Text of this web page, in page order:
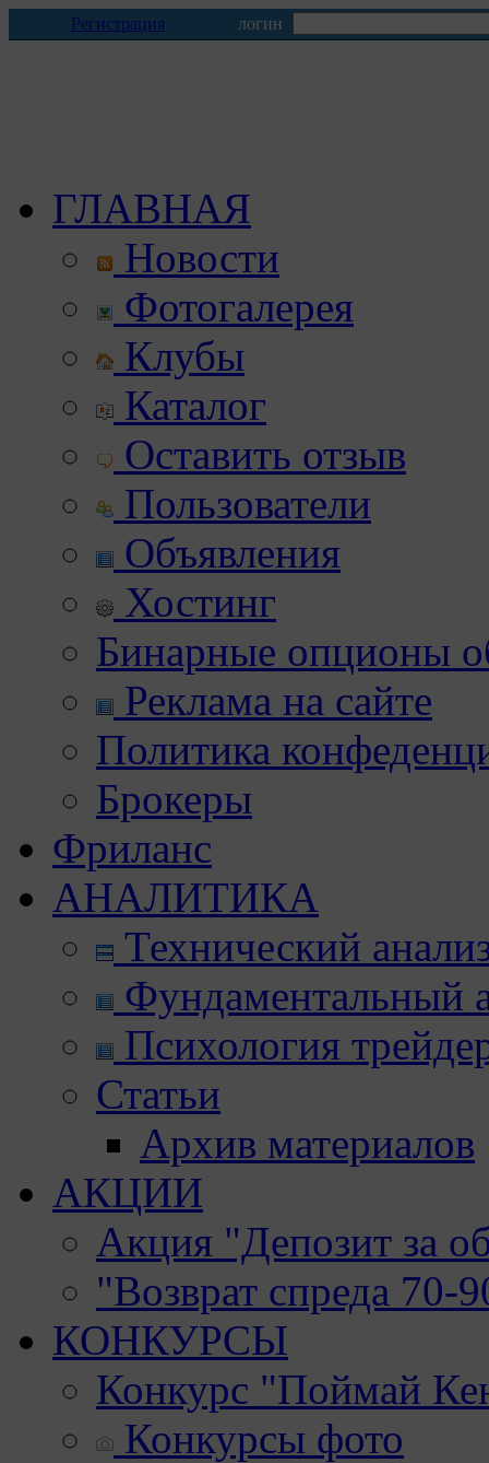
Регистрация логин
ГЛАВНАЯ
Новости
Фотогалерея
Клубы
Каталог
Оставить отзыв
Пользователи
Объявления
Хостинг
Бинарные опционы
Реклама на сайте
Политика
Брокеры
Фриланс
АНАЛИТИКА
Технический
Фундаментальный
Психология
Статьи
Архив материалов
АКЦИИ
Акция "Депозит за
"Возврат спреда 70-
КОНКУРСЫ
Конкурс "Поймай
Конкурсы фото